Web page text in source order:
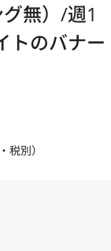
無）/週1
トのバナー
別）